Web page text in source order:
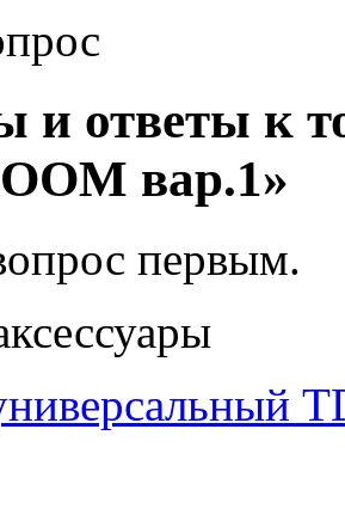
и ответы к
вар.1»
первым.